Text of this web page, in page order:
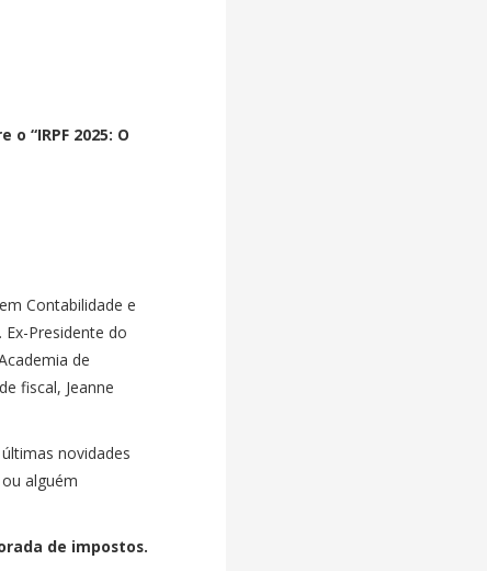
“IRPF 2025: O
Contabilidade e
Presidente do
de
fiscal, Jeanne
novidades
alguém
de impostos.